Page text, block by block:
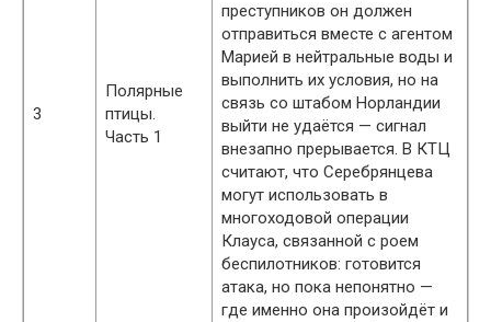
3
Полярные
птицы.
Часть 1
преступников он должен
отправиться вместе с агентом
Марией в нейтральные воды и
выполнить их условия, но на
связь со штабом Норландии
выйти не удаётся — сигнал
внезапно прерывается. В КТЦ
считают, что Серебрянцева
могут использовать в
многоходовой операции
Клауса, связанной с роем
беспилотников: готовится
атака, но пока непонятно —
где именно она произойдёт и